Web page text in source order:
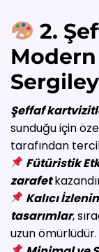
2.
Şeffaf
sunduğu için
tarafından
Fütüristik
zarafet
Kalıcı
tasarımlar,
uzun ömürlüdür.